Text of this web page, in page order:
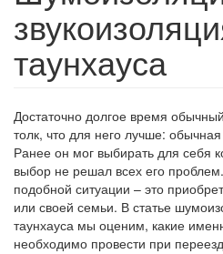
таунхауса
Достаточно долгое время
толк, что для него лучше:
Ранее он мог выбирать для себя
выбор не решал всех его
подобной ситуации – это
или своей семьи. В статье
таунхауса мы оценим, какие
необходимо провести при